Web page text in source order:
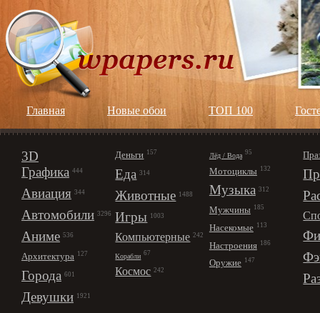
Главная Новые обои ТОП 100
3D
Графика 444
Авиация 344
Автомобили 3296
Аниме 536
Архитектура 127
Города 601
Девушки 1921
Деньги 157
Еда 314
Животные 1488
Игры 1003
Компьютерные 242
Корабли 67
Космос 242
Лёд / Вода 95
Мотоциклы 132
Музыка 312
Мужчины 185
Насекомые 113
Настроения 186
Оружие 147